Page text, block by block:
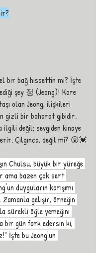
bir bağ hissettin mi? İşte
şey 정 (Jeong)! Kore
olan Jeong, ilişkileri
gizli bir baharat gibidir.
ilgili değil; sevgiden kinaye
Çılgınca, değil mi? 😲💓
Chulsu, büyük bir yüreğe
ama bazen çok sert
duyguların karışımı
gelişir, örneğin
sürekli öğle yemeğini
bir gün fark edersin ki,
İşte bu Jeong'un